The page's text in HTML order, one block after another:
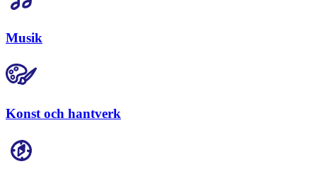
Musik
Konst och hantverk